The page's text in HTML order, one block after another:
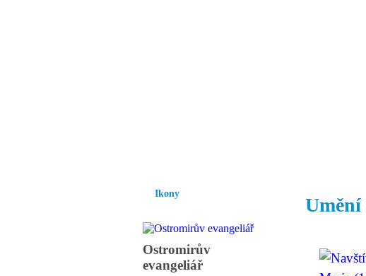
Ikony
Ostromirův
evangeliář
Umění